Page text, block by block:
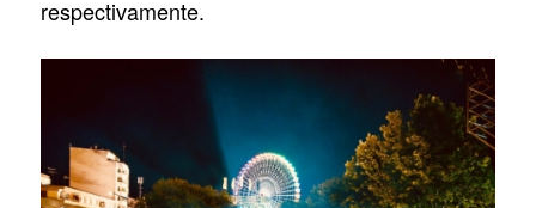
respectivamente.